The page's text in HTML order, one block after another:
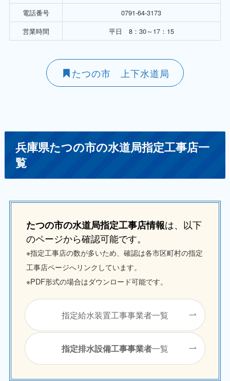
電話番号
0791-64-3173
営業時間
平日 8：30～17：15
たつの市 上下水道局
兵庫県たつの市の水道局指定工事店一
覧
たつの市の水道局指定工事店情報は、以下
のページから確認可能です。
※指定工事店の数が多いため、確認は各市区町村の指定
工事店ページへリンクしています。
※PDF形式の場合はダウンロード可能です。
指定給水装置工事事業者一覧
指定排水設備工事事業者一覧